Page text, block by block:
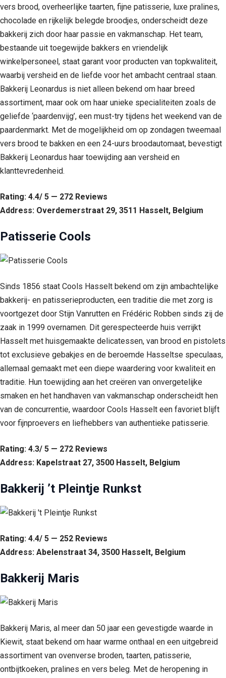
vers brood, overheerlijke taarten, fijne patisserie, luxe pralines,
chocolade en rijkelijk belegde broodjes, onderscheidt deze
bakkerij zich door haar passie en vakmanschap. Het team,
bestaande uit toegewijde bakkers en vriendelijk
winkelpersoneel, staat garant voor producten van topkwaliteit,
waarbij versheid en de liefde voor het ambacht centraal staan.
Bakkerij Leonardus is niet alleen bekend om haar breed
assortiment, maar ook om haar unieke specialiteiten zoals de
geliefde ‘paardenvijg’, een must-try tijdens het weekend van de
paardenmarkt. Met de mogelijkheid om op zondagen tweemaal
vers brood te bakken en een 24-uurs broodautomaat, bevestigt
Bakkerij Leonardus haar toewijding aan versheid en
klanttevredenheid.
Rating: 4.4/ 5 — 272 Reviews
Address: Overdemerstraat 29, 3511 Hasselt, Belgium
Patisserie Cools
Sinds 1856 staat Cools Hasselt bekend om zijn ambachtelijke
bakkerij- en patisserieproducten, een traditie die met zorg is
voortgezet door Stijn Vanrutten en Frédéric Robben sinds zij de
zaak in 1999 overnamen. Dit gerespecteerde huis verrijkt
Hasselt met huisgemaakte delicatessen, van brood en pistolets
tot exclusieve gebakjes en de beroemde Hasseltse speculaas,
allemaal gemaakt met een diepe waardering voor kwaliteit en
traditie. Hun toewijding aan het creëren van onvergetelijke
smaken en het handhaven van vakmanschap onderscheidt hen
van de concurrentie, waardoor Cools Hasselt een favoriet blijft
voor fijnproevers en liefhebbers van authentieke patisserie.
Rating: 4.3/ 5 — 272 Reviews
Address: Kapelstraat 27, 3500 Hasselt, Belgium
Bakkerij ’t Pleintje Runkst
Rating: 4.4/ 5 — 252 Reviews
Address: Abelenstraat 34, 3500 Hasselt, Belgium
Bakkerij Maris
Bakkerij Maris, al meer dan 50 jaar een gevestigde waarde in
Kiewit, staat bekend om haar warme onthaal en een uitgebreid
assortiment van ovenverse broden, taarten, patisserie,
ontbijtkoeken, pralines en vers beleg. Met de heropening in